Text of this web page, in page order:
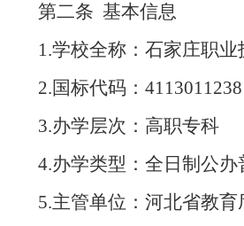
第二条 基本信息
1.学校全称：石家庄职业
2.国标代码： 4113011238
3.办学层次：高职专科
4.办学类型：全日制公办
5.主管单位：河北省教育